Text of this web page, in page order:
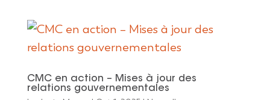
CMC en action – Mises à jour des
relations gouvernementales